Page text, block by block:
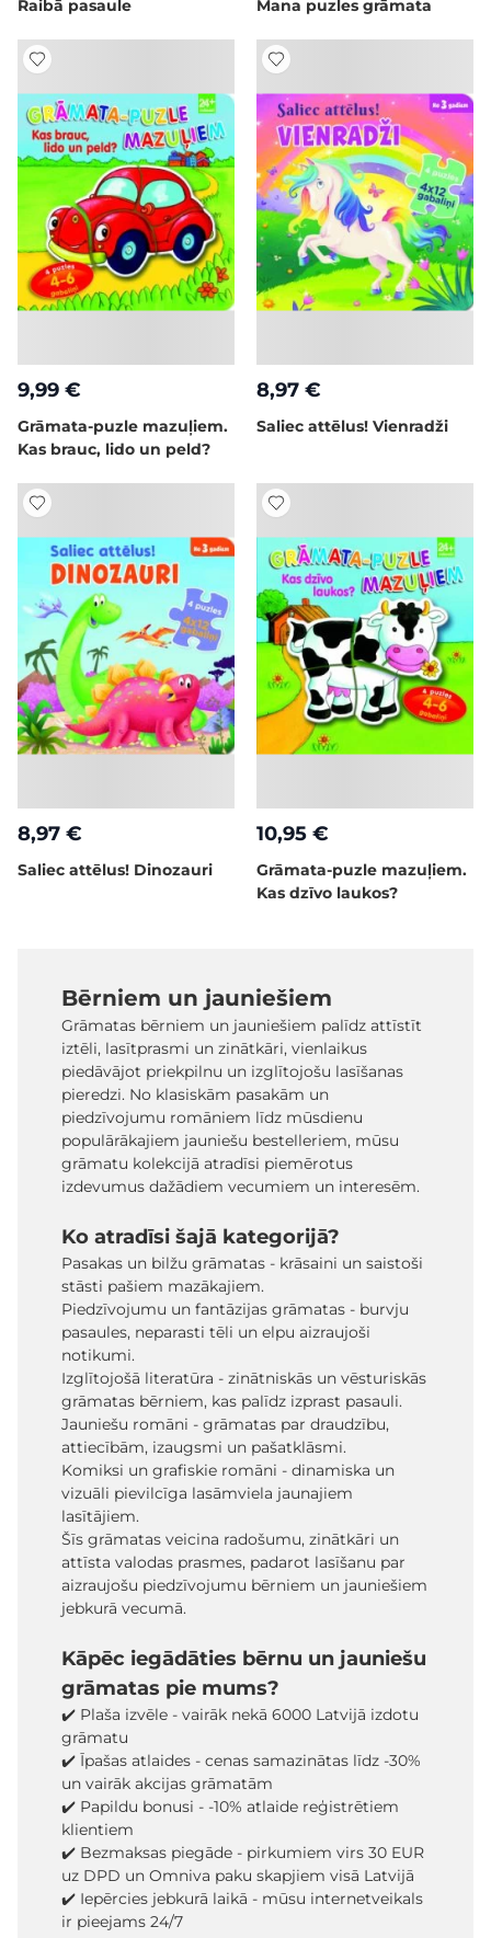
Raibā pasaule Mana puzles grāmata
9,99 €
Grāmata-puzle mazuļiem.
Kas brauc, lido un peld?
8,97 €
Saliec attēlus! Vienradži
8,97 €
Saliec attēlus! Dinozauri
10,95 €
Grāmata-puzle mazuļiem.
Kas dzīvo laukos?
Bērniem un jauniešiem
Grāmatas bērniem un jauniešiem palīdz attīstīt
iztēli, lasītprasmi un zinātkāri, vienlaikus
piedāvājot priekpilnu un izglītojošu lasīšanas
pieredzi. No klasiskām pasakām un
piedzīvojumu romāniem līdz mūsdienu
populārākajiem jauniešu bestelleriem, mūsu
grāmatu kolekcijā atradīsi piemērotus
izdevumus dažādiem vecumiem un interesēm.
Ko atradīsi šajā kategorijā?
Pasakas un bilžu grāmatas - krāsaini un saistoši
stāsti pašiem mazākajiem.
Piedzīvojumu un fantāzijas grāmatas - burvju
pasaules, neparasti tēli un elpu aizraujoši
notikumi.
Izglītojošā literatūra - zinātniskās un vēsturiskās
grāmatas bērniem, kas palīdz izprast pasauli.
Jauniešu romāni - grāmatas par draudzību,
attiecībām, izaugsmi un pašatklāsmi.
Komiksi un grafiskie romāni - dinamiska un
vizuāli pievilcīga lasāmviela jaunajiem
lasītājiem.
Šīs grāmatas veicina radošumu, zinātkāri un
attīsta valodas prasmes, padarot lasīšanu par
aizraujošu piedzīvojumu bērniem un jauniešiem
jebkurā vecumā.
Kāpēc iegādāties bērnu un jauniešu
grāmatas pie mums?
✔️ Plaša izvēle - vairāk nekā 6000 Latvijā izdotu
grāmatu
✔️ Īpašas atlaides - cenas samazinātas līdz -30%
un vairāk akcijas grāmatām
✔️ Papildu bonusi - -10% atlaide reģistrētiem
klientiem
✔️ Bezmaksas piegāde - pirkumiem virs 30 EUR
uz DPD un Omniva paku skapjiem visā Latvijā
✔️ Iepērcies jebkurā laikā - mūsu internetveikals
ir pieejams 24/7